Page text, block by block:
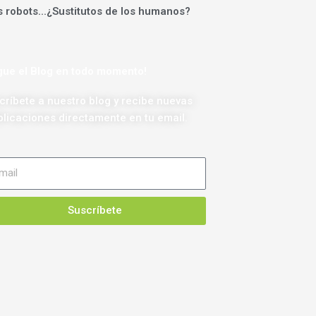
robots...¿Sustitutos de los humanos?
a nuestro blog y recibe nuevas
directamente en tu email.
Suscríbete